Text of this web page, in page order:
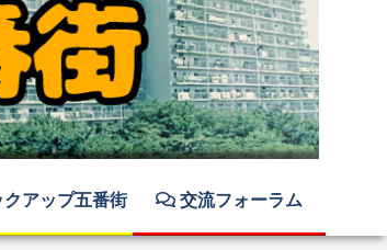
クアップ五番街 交流フォーラム